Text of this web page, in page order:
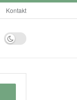
Kontakt